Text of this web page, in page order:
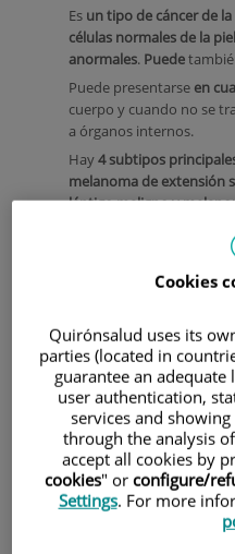
Es un tipo de cáncer de la
células normales de la
anormales. Puede
Puede presentarse en
cuerpo y cuando no se
a órganos internos.
Hay4 subtipos
melanoma de extensión
léntigo maligno y
Hayfactores de riesgo
presentar melanoma.
Cookies
Quirónsalud uses its
parties (located in
guarantee an
user authentication,
services and
through the analysis
accept all cookies by
cookies" or configure/
Settings. For more